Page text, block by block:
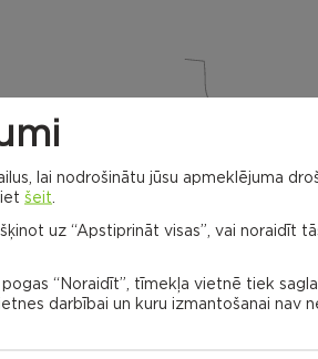
apvienības
pagasts
Gaigalavas
lai nodrošinātu jūsu apmeklējuma
šeit
uz “Apstiprināt visas”, vai noraidīt
“Noraidīt”, tīmekļa vietnē tiek
darbībai un kuru izmantošanai nav